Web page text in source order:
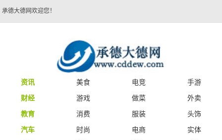
承德大德网欢迎您！
资讯 美食 电竞
手游
财经
游戏 做菜
外卖
教育
消费 服装
头饰
汽车
时尚 电商
实体